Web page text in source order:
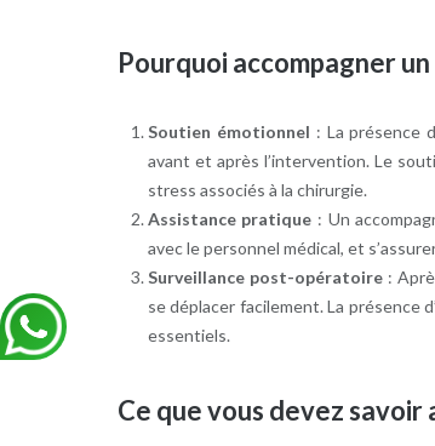
Pourquoi accompagner
Soutien émotionnel : La présence
avant et après l’intervention. Le
stress associés à la chirurgie.
Assistance pratique : Un
avec le personnel médical, et
Surveillance post-opératoire:
se déplacer facilement. La présence
essentiels.
Ce que vous devez